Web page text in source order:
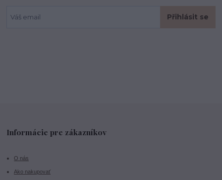
Přihlásit se
Informácie pre zákazníkov
O nás
Ako nakupovať